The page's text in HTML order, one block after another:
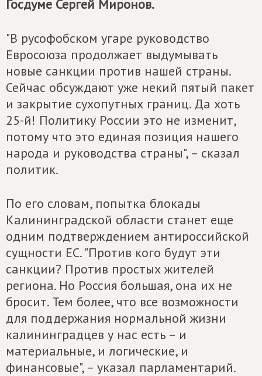
Госдуме Сергей Миронов.
"В русофобском угаре руководство
Евросоюза продолжает выдумывать
новые санкции против нашей страны.
Сейчас обсуждают уже некий пятый пакет
и закрытие сухопутных границ. Да хоть
25-й! Политику России это не изменит,
потому что это единая позиция нашего
народа и руководства страны", – сказал
политик.
По его словам, попытка блокады
Калининградской области станет еще
одним подтверждением антироссийской
сущности ЕС. "Против кого будут эти
санкции? Против простых жителей
региона. Но Россия большая, она их не
бросит. Тем более, что все возможности
для поддержания нормальной жизни
калининградцев у нас есть – и
материальные, и логические, и
финансовые", – указал парламентарий.